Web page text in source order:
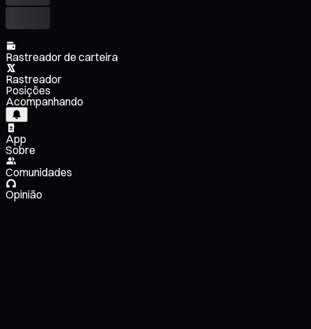
Rastreador de carteira
Rastreador
Posições
Acompanhando
App
Sobre
Comunidades
Opinião